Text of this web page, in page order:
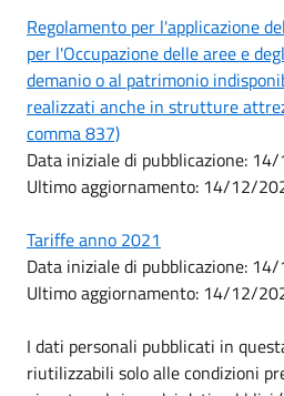
Regolamento per l'applicazione
per l'Occupazione delle aree e
demanio o al patrimonio
realizzati anche in strutture
comma 837)
Data iniziale di pubblicazione:
Ultimo aggiornamento: 14/12/
Tariffe anno 2021
Data iniziale di pubblicazione:
Ultimo aggiornamento: 14/12/
I dati personali pubblicati in
riutilizzabili solo alle condizioni